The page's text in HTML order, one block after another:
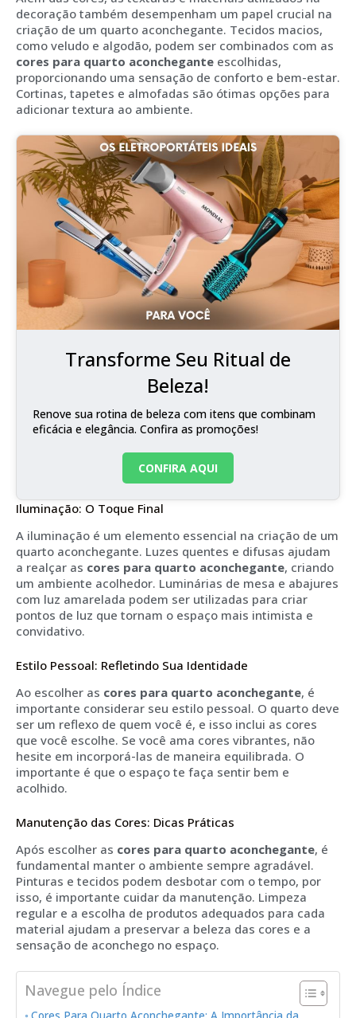
decoração também desempenham um papel crucial na
criação de um quarto aconchegante. Tecidos macios,
como veludo e algodão, podem ser combinados com as
cores para quarto aconchegante escolhidas,
proporcionando uma sensação de conforto e bem-estar.
Cortinas, tapetes e almofadas são ótimas opções para
adicionar textura ao ambiente.
Transforme Seu Ritual de
Beleza!
Renove sua rotina de beleza com itens que combinam
eficácia e elegância. Confira as promoções!
CONFIRA AQUI
Iluminação: O Toque Final
A iluminação é um elemento essencial na criação de um
quarto aconchegante. Luzes quentes e difusas ajudam
a realçar as cores para quarto aconchegante, criando
um ambiente acolhedor. Luminárias de mesa e abajures
com luz amarelada podem ser utilizadas para criar
pontos de luz que tornam o espaço mais intimista e
convidativo.
Estilo Pessoal: Refletindo Sua Identidade
Ao escolher as cores para quarto aconchegante, é
importante considerar seu estilo pessoal. O quarto deve
ser um reflexo de quem você é, e isso inclui as cores
que você escolhe. Se você ama cores vibrantes, não
hesite em incorporá-las de maneira equilibrada. O
importante é que o espaço te faça sentir bem e
acolhido.
Manutenção das Cores: Dicas Práticas
Após escolher as cores para quarto aconchegante, é
fundamental manter o ambiente sempre agradável.
Pinturas e tecidos podem desbotar com o tempo, por
isso, é importante cuidar da manutenção. Limpeza
regular e a escolha de produtos adequados para cada
material ajudam a preservar a beleza das cores e a
sensação de aconchego no espaço.
Navegue pelo Índice